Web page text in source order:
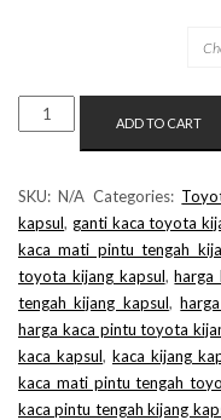
KACA
MATI
TENGAH
TOYOTA
KIJANG
QUANTITY
ADD TO CART
SKU:N/A Categories:
kapsul, ganti kaca toyota
kaca mati pintu tengah
toyota kijang kapsul,harga
tengah kijang kapsul,
harga kaca pintu toyota
kaca kapsul, kaca kijang
kaca mati pintu tengah
kaca pintu tengah kijang